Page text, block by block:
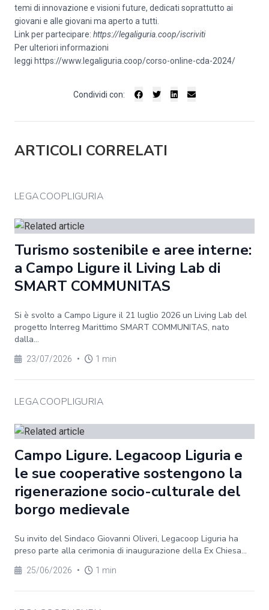
temi di innovazione e visioni future, dedicati soprattutto ai
giovani e alle giovani ma aperto a tutti.
Link per partecipare: https://legaliguria.coop/iscriviti
Per ulteriori informazioni
leggi https://www.legaliguria.coop/corso-online-cda-2024/
Condividi con:
ARTICOLI CORRELATI
LEGACOOPLIGURIA
Turismo sostenibile e aree interne:
a Campo Ligure il Living Lab di
SMART COMMUNITAS
Si è svolto a Campo Ligure il 21 luglio 2026 un Living Lab del
progetto Interreg Marittimo SMART COMMUNITAS, nato
dalla...
23/07/2026 • 1 min
LEGACOOPLIGURIA
Campo Ligure. Legacoop Liguria e
le sue cooperative sostengono la
rigenerazione socio-culturale del
borgo medievale
Su invito del Sindaco Giovanni Oliveri, Legacoop Liguria ha
preso parte alla cerimonia di inaugurazione della Ex Chiesa...
25/06/2026 • 1 min